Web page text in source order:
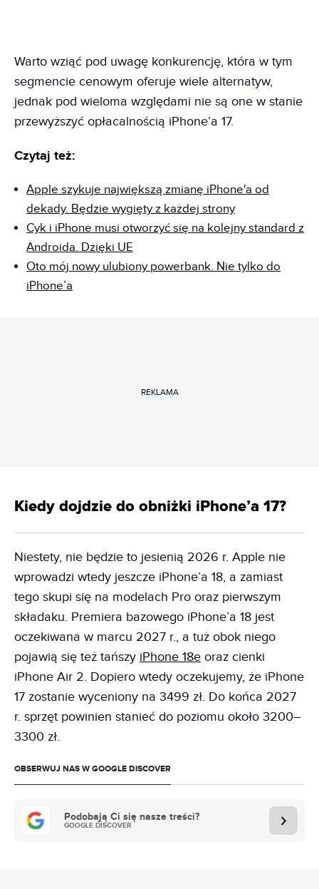
Warto wziąć pod uwagę konkurencję, która w tym
segmencie cenowym oferuje wiele alternatyw,
jednak pod wieloma względami nie są one w stanie
przewyższyć opłacalnością iPhone’a 17.
Czytaj też:
Apple szykuje największą zmianę iPhone'a od
dekady. Będzie wygięty z każdej strony
Cyk i iPhone musi otworzyć się na kolejny standard z
Androida. Dzięki UE
Oto mój nowy ulubiony powerbank. Nie tylko do
iPhone’a
REKLAMA
Kiedy dojdzie do obniżki iPhone’a 17?
Niestety, nie będzie to jesienią 2026 r. Apple nie
wprowadzi wtedy jeszcze iPhone’a 18, a zamiast
tego skupi się na modelach Pro oraz pierwszym
składaku. Premiera bazowego iPhone’a 18 jest
oczekiwana w marcu 2027 r., a tuż obok niego
pojawią się też tańszy iPhone 18e oraz cienki
iPhone Air 2. Dopiero wtedy oczekujemy, że iPhone
17 zostanie wyceniony na 3499 zł. Do końca 2027
r. sprzęt powinien stanieć do poziomu około 3200–
3300 zł.
OBSERWUJ NAS W GOOGLE DISCOVER
Podobają Ci się nasze treści?
GOOGLE DISCOVER